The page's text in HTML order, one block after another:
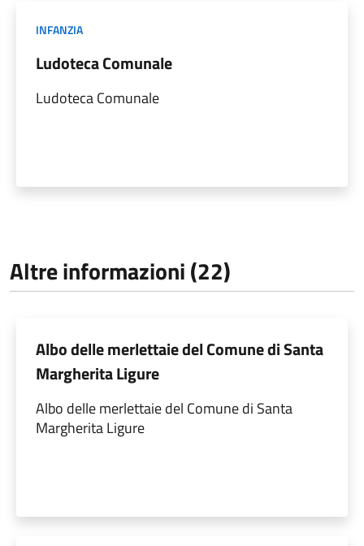
INFANZIA
Ludoteca Comunale
Ludoteca Comunale
Altre informazioni (22)
Albo delle merlettaie del Comune di Santa
Margherita Ligure
Albo delle merlettaie del Comune di Santa
Margherita Ligure